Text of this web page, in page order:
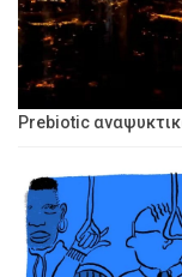
Prebiotic